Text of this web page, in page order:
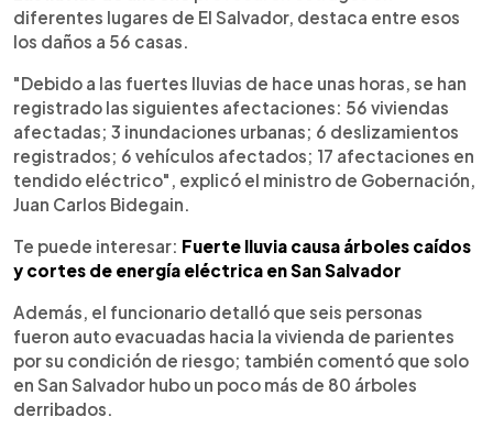
diferentes lugares de El Salvador, destaca entre esos
los daños a 56 casas.
"Debido a las fuertes lluvias de hace unas horas, se han
registrado las siguientes afectaciones: 56 viviendas
afectadas; 3 inundaciones urbanas; 6 deslizamientos
registrados; 6 vehículos afectados; 17 afectaciones en
tendido eléctrico", explicó el ministro de Gobernación,
Juan Carlos Bidegain.
Te puede interesar: Fuerte lluvia causa árboles caídos
y cortes de energía eléctrica en San Salvador
Además, el funcionario detalló que seis personas
fueron auto evacuadas hacia la vivienda de parientes
por su condición de riesgo; también comentó que solo
en San Salvador hubo un poco más de 80 árboles
derribados.